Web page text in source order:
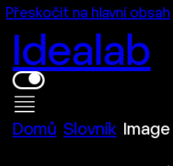
Přeskočit na hlavní obsah
Idealab
Domů Slovník